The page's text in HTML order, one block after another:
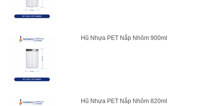
Hũ Nhựa PET Nắp Nhôm 900ml
Hũ Nhựa PET Nắp Nhôm 820ml